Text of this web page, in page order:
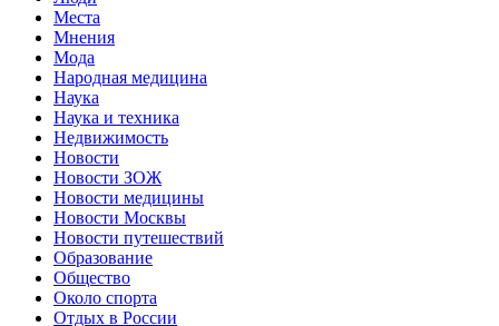
Места
Мнения
Мода
Народная медицина
Наука
Наука и техника
Недвижимость
Новости
Новости ЗОЖ
Новости медицины
Новости Москвы
Новости путешествий
Образование
Общество
Около спорта
Отдых в России